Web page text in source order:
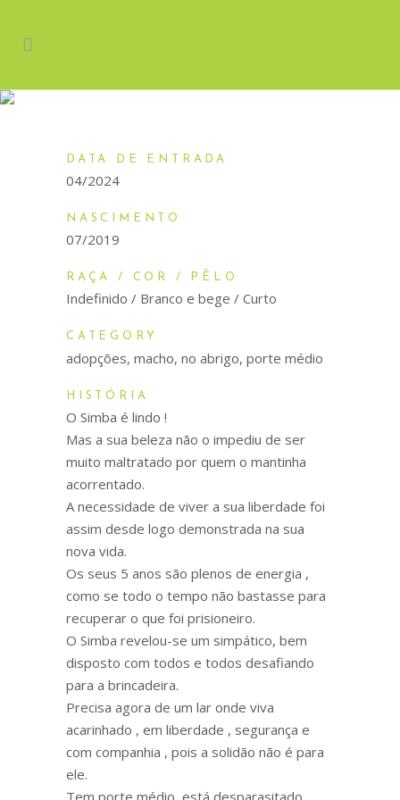
DATA DE ENTRADA
04/2024
NASCIMENTO
07/2019
RAÇA / COR / PÊLO
Indefinido / Branco e bege / Curto
CATEGORY
adopções, macho, no abrigo, porte médio
HISTÓRIA
O Simba é lindo !
Mas a sua beleza não o impediu de ser
muito maltratado por quem o mantinha
acorrentado.
A necessidade de viver a sua liberdade foi
assim desde logo demonstrada na sua
nova vida.
Os seus 5 anos são plenos de energia ,
como se todo o tempo não bastasse para
recuperar o que foi prisioneiro.
O Simba revelou-se um simpático, bem
disposto com todos e todos desafiando
para a brincadeira.
Precisa agora de um lar onde viva
acarinhado , em liberdade , segurança e
com companhia , pois a solidão não é para
ele.
Tem porte médio, está desparasitado,